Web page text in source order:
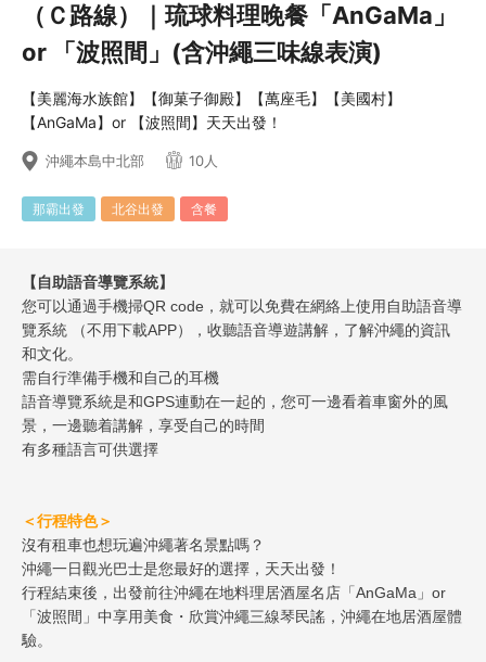
（Ｃ路線）｜琉球料理晚餐「AnGaMa」
or 「波照間」(含沖繩三味線表演)
【美麗海水族館】【御菓子御殿】【萬座毛】【美國村】
【AnGaMa】or 【波照間】天天出發！
沖繩本島中北部 10人
那霸出發 北谷出發 含餐
【自助語音導覽系統】
您可以通過手機掃QR code，就可以免費在網絡上使用自助語音導
覽系統 （不用下載APP），收聽語音導遊講解，了解沖繩的資訊
和文化。
需自行準備手機和自己的耳機
語音導覽系統是和GPS連動在一起的，您可一邊看着車窗外的風
景，一邊聽着講解，享受自己的時間
有多種語言可供選擇
＜行程特色＞
沒有租車也想玩遍沖繩著名景點嗎？
沖繩一日觀光巴士是您最好的選擇，天天出發！
行程結束後，出發前往沖繩在地料理居酒屋名店「AnGaMa」or
「波照間」中享用美食・欣賞沖繩三線琴民謠，沖繩在地居酒屋體
驗。